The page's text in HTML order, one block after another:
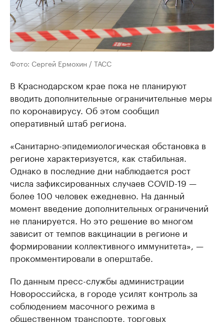
Фото: Сергей Ермохин / ТАСС
В Краснодарском крае пока не планируют
вводить дополнительные ограничительные меры
по коронавирусу. Об этом сообщил
оперативный штаб региона.
«Санитарно-эпидемиологическая обстановка в
регионе характеризуется, как стабильная.
Однако в последние дни наблюдается рост
числа зафиксированных случаев COVID-19 —
более 100 человек ежедневно. На данный
момент введение дополнительных ограничений
не планируется. Но это решение во многом
зависит от темпов вакцинации в регионе и
формировании коллективного иммунитета», —
прокомментировали в оперштабе.
По данным пресс-службы администрации
Новороссийска, в городе усилят контроль за
соблюдением масочного режима в
общественном транспорте, торговых